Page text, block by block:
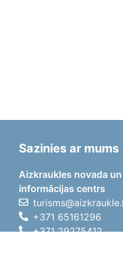
Sazinies ar mums
Aizkraukles novada
informācijas centrs
+371 65161296
+371 29275412